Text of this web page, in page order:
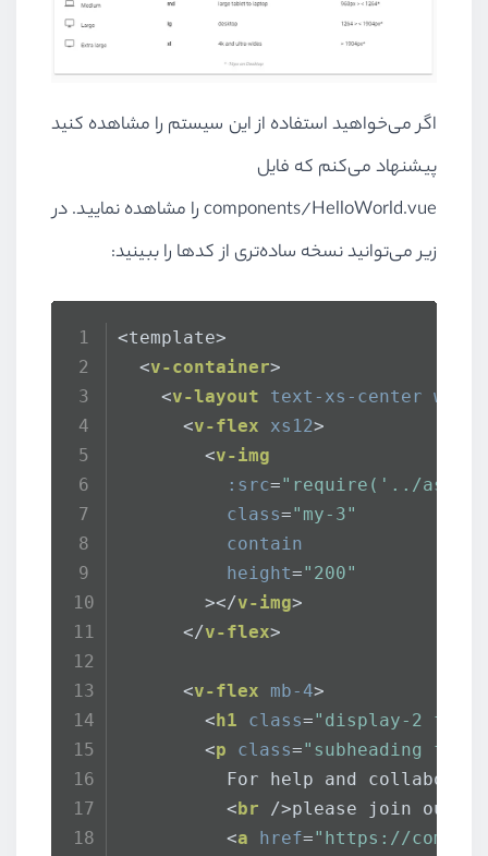
اگر می‌خواهید استفاده از این سیستم را مشاهده کنید
پیشنهاد می‌کنم که فایل
components/HelloWorld.vue را مشاهده نمایید. در
زیر می‌توانید نسخه ساده‌تری از کدها را ببینید:
<template>
<v-container>
<v-layout text-xs-center wrap
<v-flex xs12>
<v-img
:src="require('../
class="my-3"
contain
height="200"
        >
</v-img>
</v-flex>
<v-flex mb-4>
<h1 class="display-2 font-
<p class="subheading
For help and
<br />please join our
<a href="https://